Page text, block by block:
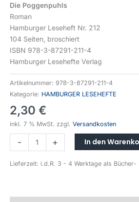
Die Poggenpuhls
Roman
Hamburger Leseheft Nr. 212
104 Seiten, broschiert
ISBN 978-3-87291-211-4
Hamburger Lesehefte Verlag
Artikelnummer: 978-3-87291-211-4
Kategorie: HAMBURGER LESEHEFTE
2,30 €
inkl. 7 % MwSt. zzgl. Versandkosten
- + In den
Lieferzeit: i.d.R. 3 - 4 Werktage als Bücher-